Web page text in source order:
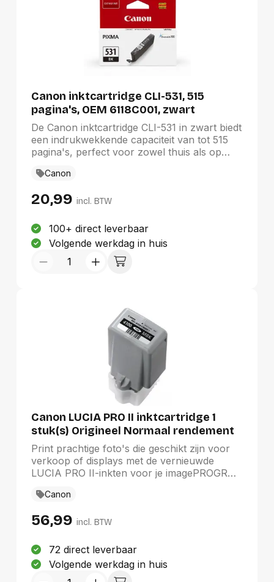
Canon inktcartridge CLI-531, 515
pagina's, OEM 6118C001, zwart
De Canon inktcartridge CLI-531 in zwart biedt
een indrukwekkende capaciteit van tot 515
pagina's, perfect voor zowel thuis als op
code 6118C001, is speciaal ontworpen voor
Geniet van betrouwbare prestaties en
cartridge, die naadloos aansluit bij de Canon-
familie van printers en toebehoren. Een
essentiële keuze voor al uw printbehoeften.
Canon
20,99 incl. BTW
100+ direct leverbaar
Volgende werkdag in huis
Canon LUCIA PRO II inktcartridge 1
stuk(s) Origineel Normaal rendement
Mat Zwart
Print prachtige foto's die geschikt zijn voor
verkoop of displays met de vernieuwde
LUCIA PRO II-inkten voor je imagePROGRAF
pigmentinktsysteem levert levendige kleuren,
kleurreproductie in donkere gebieden. De
ongelooflijke lichtbestendigheid van 200
jaar², krasbestendigheid en een robuuste
verwerking van output, zodat je prints hun
Canon
56,99 incl. BTW
72 direct leverbaar
Volgende werkdag in huis